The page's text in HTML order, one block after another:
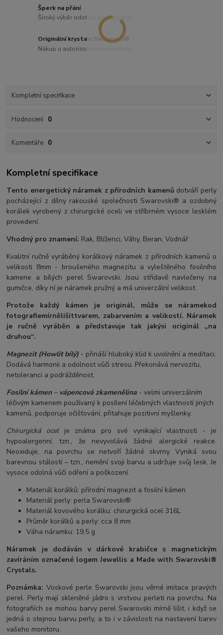
Šperk na přání
Široký výběr odstínů Swarovski®
Originální krystaly Swarovski®
Nákup u autorizovaných prodejců
Kompletní specifikace
Hodnocení 0
Komentáře 0
Kompletní specifikace
Tento energetický náramek z přírodních kamenů dotváří perly
pocházející z dílny rakouské společnosti Swarovski® a ozdobný
korálek vyrobený z chirurgické oceli ve stříbrném vysoce lesklém
provedení.
Vhodný pro znamení: Rak, Blíženci, Váhy, Beran, Vodnář
Kvalitní ručně vyráběný korálkový náramek z přírodních kamenů o
velikosti 8mm - broušeného magnezitu a vyleštěného fosilního
kamene a bílých perel Swarovski. Jsou střídavě navlečeny na
gumičce, díky ní je náramek pružný a má univerzální velikost.
Protože každý kámen je originál, může se náramekod
fotografiemírnělišittvarem, zabarvením a velikostí. Náramek
je ručně vyráběn a představuje tak jakýsi originál „na
druhou“.
Magnezit (Howlit bílý) - přináší hluboký klid k uvolnění a meditaci.
Dodává harmonii a odolnost vůči stresu. Překonává nervozitu,
netoleranci a podrážděnost.
Fosilní kámen – vápencová zkamenělina - velmi univerzálním
léčivým kamenem používaný k posílení léčebných vlastností jiných
kamenů, podporuje očišťování, přitahuje pozitivní myšlenky.
Chirurgická ocelje známa pro své vynikající vlastnosti - je
hypoalergenní, tzn., že nevyvolává žádné alergické reakce.
Neoxiduje, na povrchu se netvoří žádné skvrny. Vyniká svou
barevnou stálostí – tzn., nemění svoji barvu a udržuje svůj lesk. Je
vysoce odolná vůči odření a poškození.
Materiál korálků: přírodní magnezit a fosilní kámen
Materiál perly: perla Swarovski®
Materiál kovového korálku: chirurgická ocel 316L
Průměr korálků a perly: cca 8 mm
Váha náramku: 19,5 g
Náramek je dodáván v dárkové krabičce s magnetickým
zavíráním označené logem Jewellis a Made with Swarovski®
Crystals.
Poznámka: Voskové perle Swarovski jsou věrné imitace pravých
perel. Perly mají skleněné jádro s vrstvou perleti na povrchu. Na
fotografiích se mohou barvy perel Swarovski mírně lišit, i když se
jedná o stejnou barvu perly, a to i v závislosti na nastavení barev
vašeho monitoru.